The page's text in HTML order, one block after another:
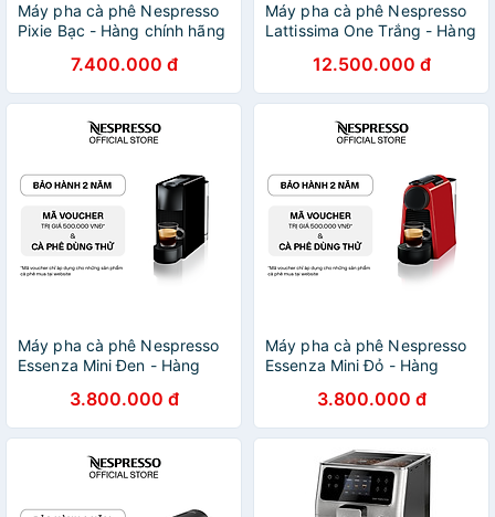
Máy pha cà phê Nespresso
Pixie Bạc - Hàng chính hãng
7.400.000 đ
Máy pha cà phê Nespresso
Lattissima One Trắng - Hàng
12.500.000 đ
Máy pha cà phê Nespresso
Essenza Mini Đen - Hàng
3.800.000 đ
Máy pha cà phê Nespresso
Essenza Mini Đỏ - Hàng
3.800.000 đ